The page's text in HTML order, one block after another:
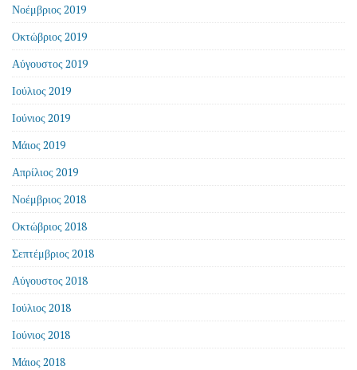
Νοέμβριος 2019
Οκτώβριος 2019
Αύγουστος 2019
Ιούλιος 2019
Ιούνιος 2019
Μάιος 2019
Απρίλιος 2019
Νοέμβριος 2018
Οκτώβριος 2018
Σεπτέμβριος 2018
Αύγουστος 2018
Ιούλιος 2018
Ιούνιος 2018
Μάιος 2018